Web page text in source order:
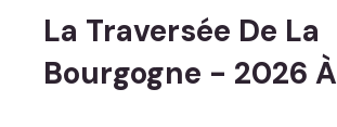
La Traversée De La
Bourgogne - 2026